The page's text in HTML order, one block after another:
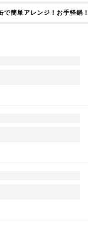
で簡単アレンジ！お手軽鍋